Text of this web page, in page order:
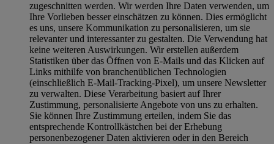
zugeschnitten werden. Wir werden Ihre Daten verwenden, um
Ihre Vorlieben besser einschätzen zu können. Dies ermöglicht
es uns, unsere Kommunikation zu personalisieren, um sie
relevanter und interessanter zu gestalten. Die Verwendung hat
keine weiteren Auswirkungen. Wir erstellen außerdem
Statistiken über das Öffnen von E-Mails und das Klicken auf
Links mithilfe von branchenüblichen Technologien
(einschließlich E-Mail-Tracking-Pixel), um unsere Newsletter
zu verwalten. Diese Verarbeitung basiert auf Ihrer
Zustimmung, personalisierte Angebote von uns zu erhalten.
Sie können Ihre Zustimmung erteilen, indem Sie das
entsprechende Kontrollkästchen bei der Erhebung
personenbezogener Daten aktivieren oder in den Bereich